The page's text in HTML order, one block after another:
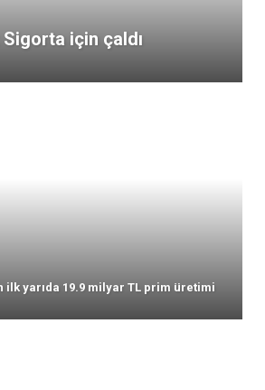
için çaldı
ilk yarıda 19.9 milyar TL prim üretimi